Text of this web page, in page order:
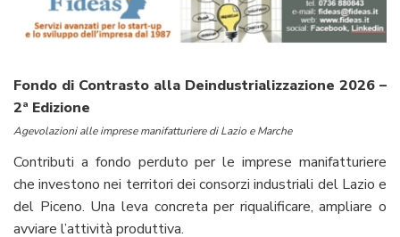
Fondo di Contrasto alla Deindustrializzazione 2026 –
2ª Edizione
Agevolazioni alle imprese manifatturiere di Lazio e Marche
Contributi a fondo perduto per le imprese manifatturiere
che investono nei territori dei consorzi industriali del Lazio e
del Piceno. Una leva concreta per riqualificare, ampliare o
avviare l’attività produttiva.